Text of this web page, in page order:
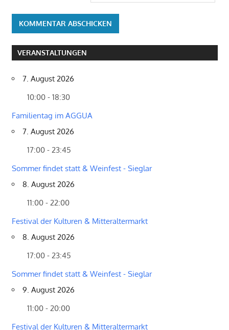
VERANSTALTUNGEN
7. August 2026
10:00 - 18:30
Familientag im AGGUA
7. August 2026
17:00 - 23:45
Sommer findet statt & Weinfest - Sieglar
8. August 2026
11:00 - 22:00
Festival der Kulturen & Mitteraltermarkt
8. August 2026
17:00 - 23:45
Sommer findet statt & Weinfest - Sieglar
9. August 2026
11:00 - 20:00
Festival der Kulturen & Mitteraltermarkt